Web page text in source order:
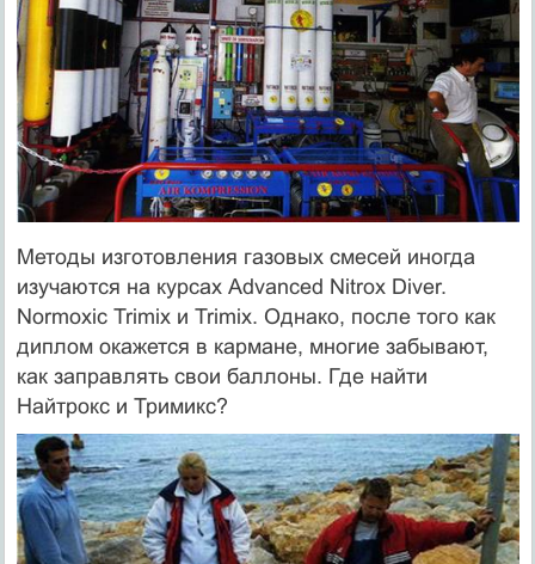
Методы изготовления газовых смесей иногда
изучаются на курсах Advanced Nitrox Diver.
Normoxic Trimix и Trimix. Однако, после того как
диплом окажется в кармане, многие забывают,
как заправлять свои баллоны. Где найти
Найтрокс и Тримикс?